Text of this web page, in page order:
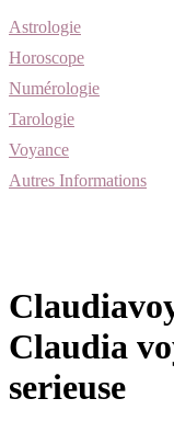
Astrologie
Horoscope
Numérologie
Tarologie
Voyance
Autres Informations
Claudia
serieuse